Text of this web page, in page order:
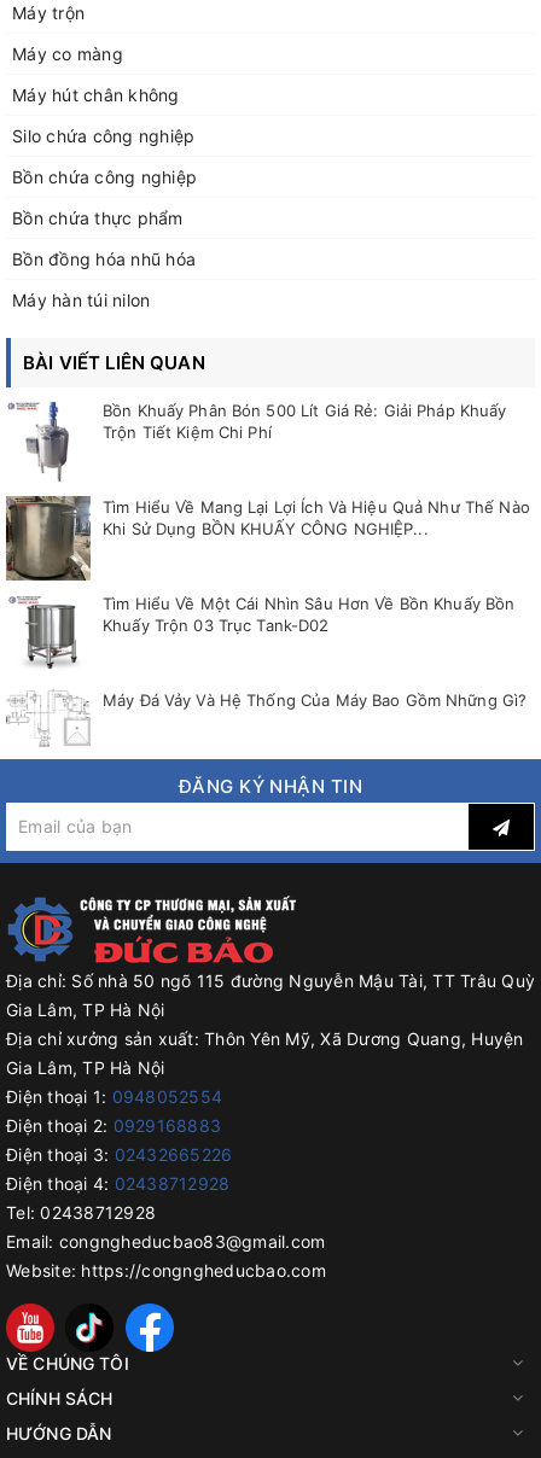
Máy trộn
Máy co màng
Máy hút chân không
Silo chứa công nghiệp
Bồn chứa công nghiệp
Bồn chứa thực phẩm
Bồn đồng hóa nhũ hóa
Máy hàn túi nilon
BÀI VIẾT LIÊN QUAN
Bồn Khuấy Phân Bón 500 Lít Giá Rẻ: Giải Pháp Khuấy
Trộn Tiết Kiệm Chi Phí
Tìm Hiểu Về Mang Lại Lợi Ích Và Hiệu Quả Như Thế Nào
Khi Sử Dụng BỒN KHUẤY CÔNG NGHIỆP...
Tìm Hiểu Về Một Cái Nhìn Sâu Hơn Về Bồn Khuấy Bồn
Khuấy Trộn 03 Trục Tank-D02
Máy Đá Vảy Và Hệ Thống Của Máy Bao Gồm Những Gì?
ĐĂNG KÝ NHẬN TIN
Địa chỉ: Số nhà 50 ngõ 115 đường Nguyễn Mậu Tài, TT Trâu Quỳ
Gia Lâm, TP Hà Nội
Địa chỉ xưởng sản xuất: Thôn Yên Mỹ, Xã Dương Quang, Huyện
Gia Lâm, TP Hà Nội
Điện thoại 1: 0948052554
Điện thoại 2: 0929168883
Điện thoại 3: 02432665226
Điện thoại 4: 02438712928
Tel: 02438712928
Email: congngheducbao83@gmail.com
Website: https://congngheducbao.com
VỀ CHÚNG TÔI
CHÍNH SÁCH
HƯỚNG DẪN